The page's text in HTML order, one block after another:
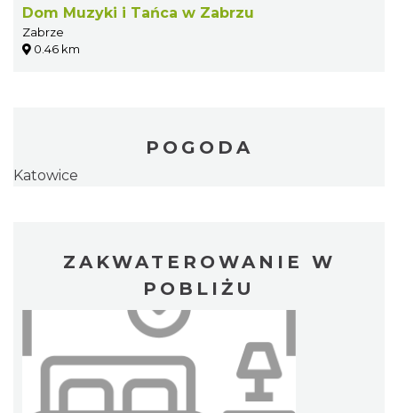
Dom Muzyki i Tańca w Zabrzu
Zabrze
0.46 km
POGODA
Katowice
ZAKWATEROWANIE W
POBLIŻU